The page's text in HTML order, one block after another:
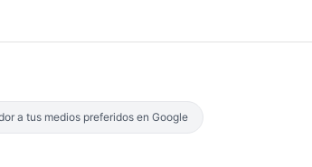
a tus medios preferidos en Google